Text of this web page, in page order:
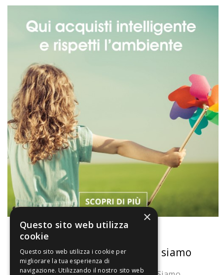
La nostra convenienza Chi siamo
×
Questo sito web utilizza
cookie
Questo sito web utilizza i cookie per
migliorare la tua esperienza di
navigazione. Utilizzando il nostro sito web